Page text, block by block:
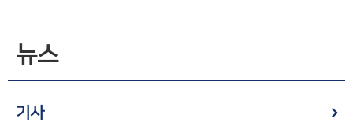
뉴스
기사